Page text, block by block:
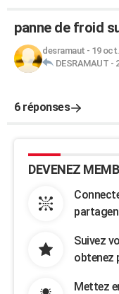
panne de froid
desramaut - 19
DESRAMAUT -
6 réponses
DEVENEZ
Suivez
obtenez
Mettez